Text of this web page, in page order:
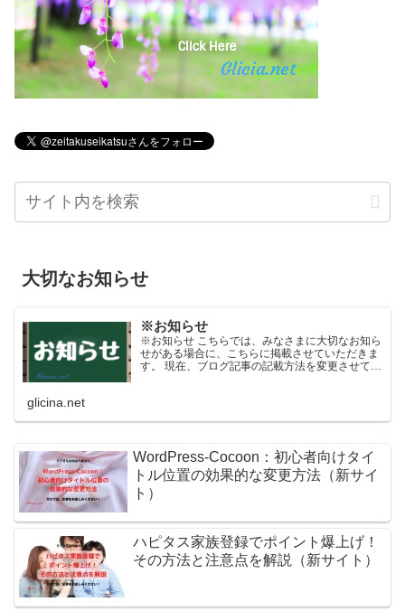
大切なお知らせ
※お知らせ
※お知らせ こちらでは、みなさまに大切なお知ら
せがある場合に、こちらに掲載させていただきま
す。 現在、ブログ記事の記載方法を変更させてい
glicina.net
WordPress-Cocoon：初心者向けタイ
トル位置の効果的な変更方法（新サイ
ト）
ハピタス家族登録でポイント爆上げ！
その方法と注意点を解説（新サイト）